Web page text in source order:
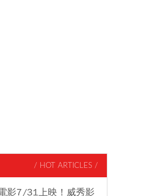
/ HOT ARTICLES /
影7/31上映！威秀影